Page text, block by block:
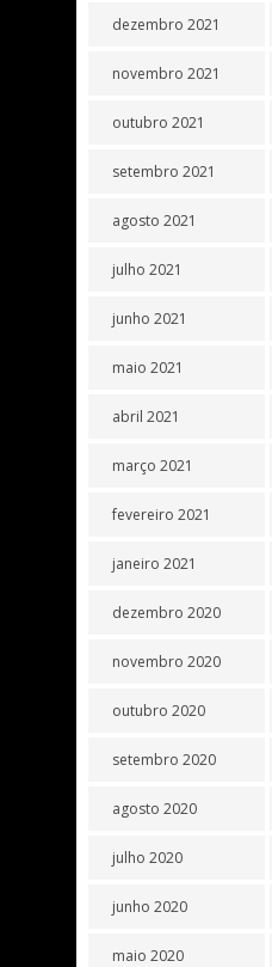
dezembro 2021
novembro 2021
outubro 2021
setembro 2021
agosto 2021
julho 2021
junho 2021
maio 2021
abril 2021
março 2021
fevereiro 2021
janeiro 2021
dezembro 2020
novembro 2020
outubro 2020
setembro 2020
agosto 2020
julho 2020
junho 2020
maio 2020